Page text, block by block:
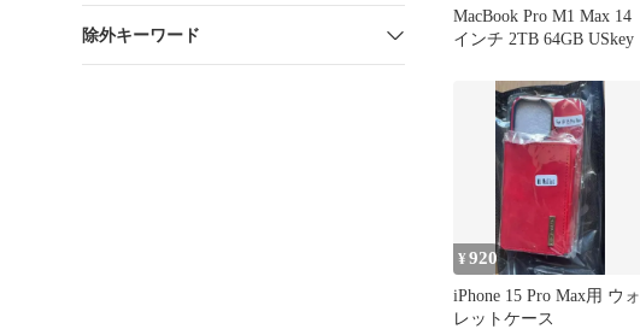
除外キーワード
MacBook Pro M1 Max 14
インチ 2TB 64GB USkey
¥920
iPhone 15 Pro Max用 ウォ
レットケース